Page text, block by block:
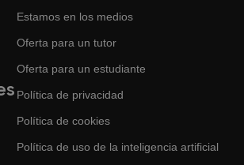
Estamos en los medios
Oferta para un tutor
Oferta para un estudiante
Política de privacidad
Política de cookies
Política de uso de la inteligencia artificial